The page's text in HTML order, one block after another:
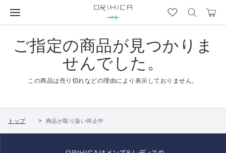
ご指定の商品が見つかりま
せんでした。
この商品は売り切れなどの理由により表示しておりません。
トップ 商品が取り扱い停止中